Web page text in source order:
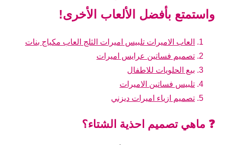
واستمتع بأفضل الألعاب الأخرى!
العاب الاميرات تلبيس اميرات الثلج العاب مكياج بنات
تصميم فساتين عرايس اميرات
بيع الحلويات للاطفال
تلبيس فساتين الاميرات
تصميم ازياء اميرات ديزني
❓ ماهي تصميم احذية الشتاء؟